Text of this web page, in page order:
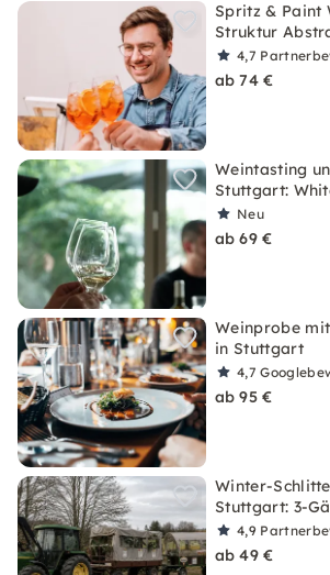
Spritz & Paint
Struktur
4,7
ab 74 €
Weintasting
Stuttgart:
Neu
ab 69 €
Weinprobe
in Stuttgart
4,7
ab 95 €
Winter-
Stuttgart: 3-
4,9
ab 49 €